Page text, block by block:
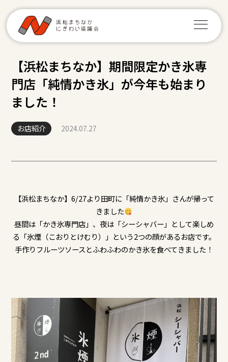
【浜松まちなか】期間限定かき氷専
門店「純情かき氷」が今年も始まり
ました！
お店紹介 2024.07.27
【浜松まちなか】6/27より田町に「純情かき氷」さんが帰って
きました
昼間は「かき氷専門店」、夜は「シーシャバー」として楽しめ
る「氷煙（こおりとけむり）」という2つの顔があるお店です。
手作りフルーツソースとふわふわのかき氷を食べてきました！